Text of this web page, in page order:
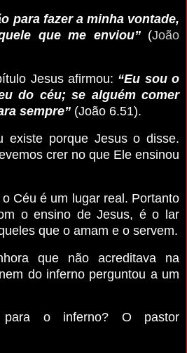
para fazer a minha vontade,
que me enviou”(João
Jesus afirmou: “Eu sou o
do céu; se alguém comer
sempre” (João 6.51).
existe porque Jesus o disse.
crer no que Ele ensinou
Céu é um lugar real. Portanto
o ensino de Jesus, é o lar
que o amam e o servem.
que não acreditava na
do inferno perguntou a um
o inferno? O pastor